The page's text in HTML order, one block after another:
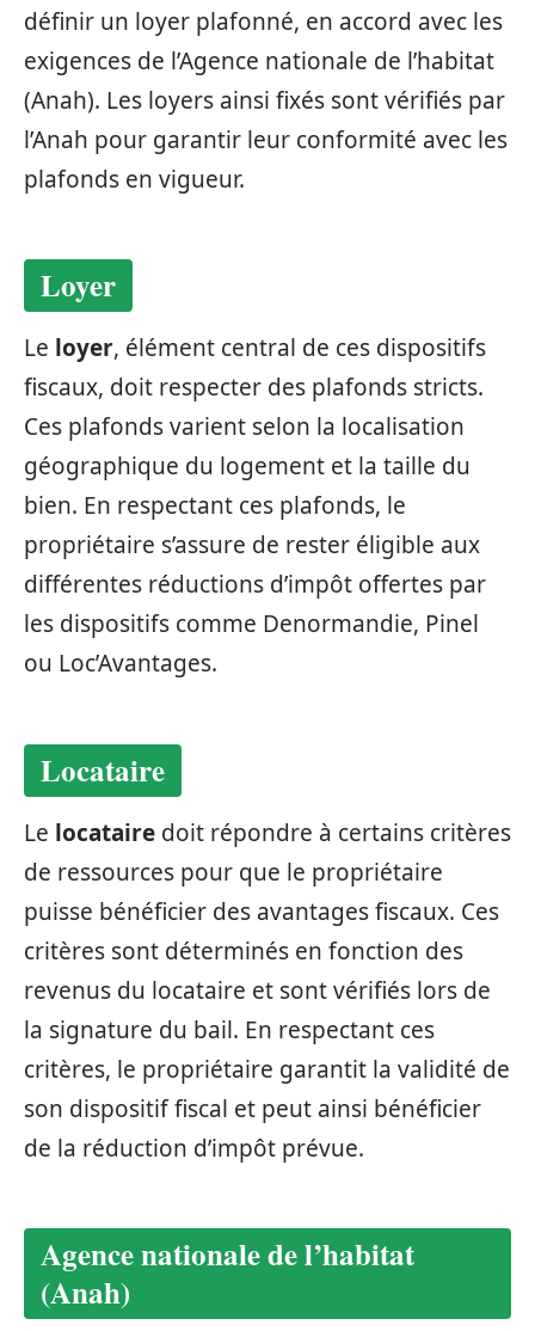
définir un loyer plafonné, en accord avec les
exigences de l’Agence nationale de l’habitat
(Anah). Les loyers ainsi fixés sont vérifiés par
l’Anah pour garantir leur conformité avec les
plafonds en vigueur.
Loyer
Le loyer, élément central de ces dispositifs
fiscaux, doit respecter des plafonds stricts.
Ces plafonds varient selon la localisation
géographique du logement et la taille du
bien. En respectant ces plafonds, le
propriétaire s’assure de rester éligible aux
différentes réductions d’impôt offertes par
les dispositifs comme Denormandie, Pinel
ou Loc’Avantages.
Locataire
Le locataire doit répondre à certains critères
de ressources pour que le propriétaire
puisse bénéficier des avantages fiscaux. Ces
critères sont déterminés en fonction des
revenus du locataire et sont vérifiés lors de
la signature du bail. En respectant ces
critères, le propriétaire garantit la validité de
son dispositif fiscal et peut ainsi bénéficier
de la réduction d’impôt prévue.
Agence nationale de l’habitat
(Anah)